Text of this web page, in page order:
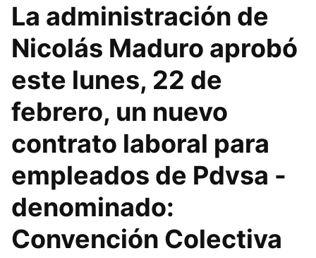
La administración de
Nicolás Maduro aprobó
este lunes, 22 de
febrero, un nuevo
contrato laboral para
empleados de Pdvsa -
denominado:
Convención Colectiva